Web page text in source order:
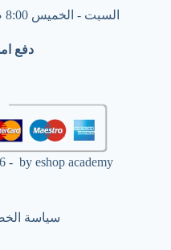
السبت - الخميس 8:00 صباحًا - 5:00 مساءً
دفع
- by eshop academy
سياسة